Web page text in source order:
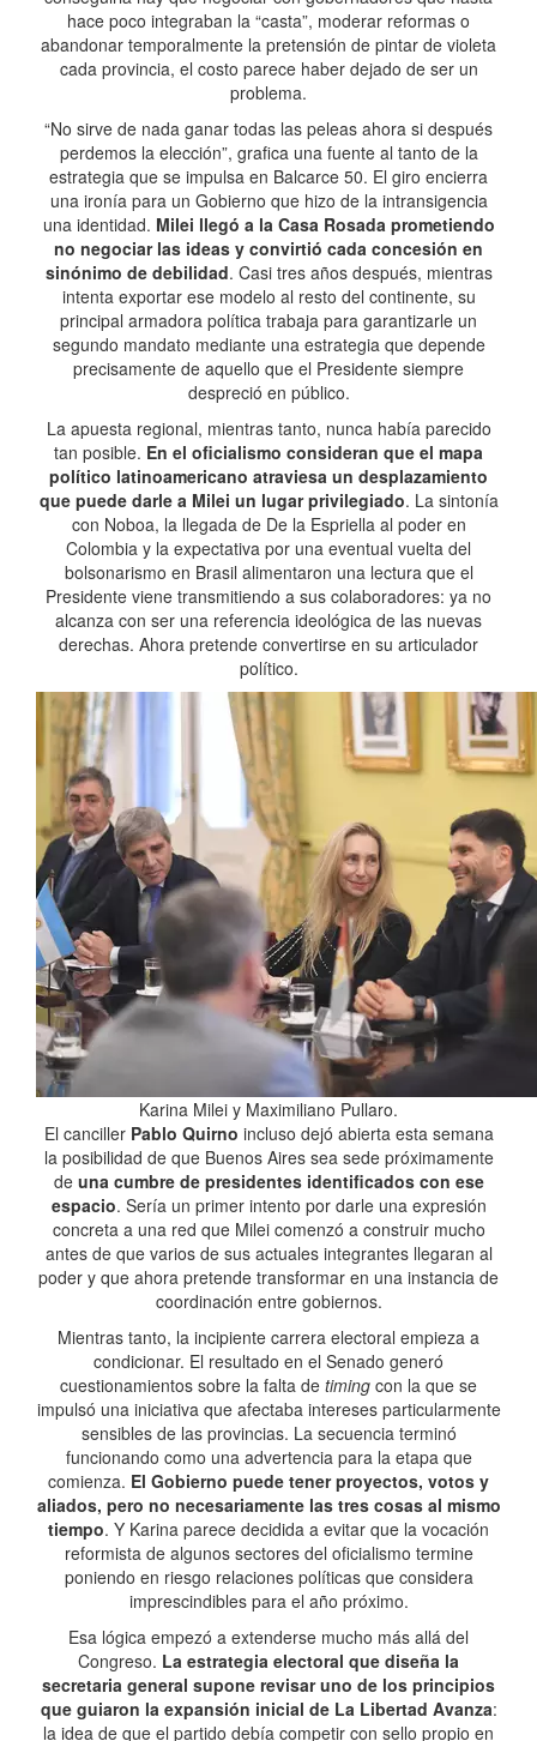
hace poco integraban la “casta”, moderar reformas o
abandonar temporalmente la pretensión de pintar de violeta
cada provincia, el costo parece haber dejado de ser un
problema.
“No sirve de nada ganar todas las peleas ahora si después
perdemos la elección”, grafica una fuente al tanto de la
estrategia que se impulsa en Balcarce 50. El giro encierra
una ironía para un Gobierno que hizo de la intransigencia
una identidad. Milei llegó a la Casa Rosada prometiendo
no negociar las ideas y convirtió cada concesión en
sinónimo de debilidad. Casi tres años después, mientras
intenta exportar ese modelo al resto del continente, su
principal armadora política trabaja para garantizarle un
segundo mandato mediante una estrategia que depende
precisamente de aquello que el Presidente siempre
despreció en público.
La apuesta regional, mientras tanto, nunca había parecido
tan posible. En el oficialismo consideran que el mapa
político latinoamericano atraviesa un desplazamiento
que puede darle a Milei un lugar privilegiado. La sintonía
con Noboa, la llegada de De la Espriella al poder en
Colombia y la expectativa por una eventual vuelta del
bolsonarismo en Brasil alimentaron una lectura que el
Presidente viene transmitiendo a sus colaboradores: ya no
alcanza con ser una referencia ideológica de las nuevas
derechas. Ahora pretende convertirse en su articulador
político.
Karina Milei y Maximiliano Pullaro.
El cancillerPablo Quirno incluso dejó abierta esta semana
la posibilidad de que Buenos Aires sea sede próximamente
de una cumbre de presidentes identificados con ese
espacio. Sería un primer intento por darle una expresión
concreta a una red que Milei comenzó a construir mucho
antes de que varios de sus actuales integrantes llegaran al
poder y que ahora pretende transformar en una instancia de
coordinación entre gobiernos.
Mientras tanto, la incipiente carrera electoral empieza a
condicionar. El resultado en el Senado generó
cuestionamientos sobre la falta de timing con la que se
impulsó una iniciativa que afectaba intereses particularmente
sensibles de las provincias. La secuencia terminó
funcionando como una advertencia para la etapa que
comienza. El Gobierno puede tener proyectos, votos y
aliados, pero no necesariamente las tres cosas al mismo
tiempo. Y Karina parece decidida a evitar que la vocación
reformista de algunos sectores del oficialismo termine
poniendo en riesgo relaciones políticas que considera
imprescindibles para el año próximo.
Esa lógica empezó a extenderse mucho más allá del
Congreso. La estrategia electoral que diseña la
secretaria general supone revisar uno de los principios
que guiaron la expansión inicial de La Libertad Avanza:
la idea de que el partido debía competir con sello propio en